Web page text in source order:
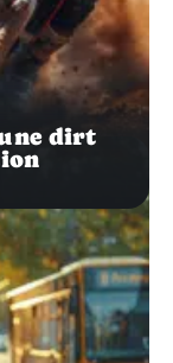
dirt